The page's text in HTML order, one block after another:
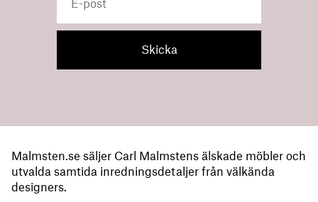
Malmsten.se säljer Carl Malmstens älskade möbler och
utvalda samtida inredningsdetaljer från välkända
designers.